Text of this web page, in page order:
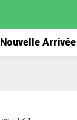
Nouvelle Arrivée